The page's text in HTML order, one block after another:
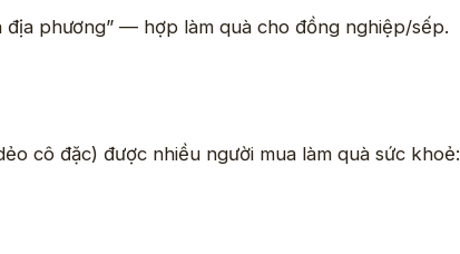
phương” — hợp làm quà cho đồng nghiệp/sếp.
cô đặc) được nhiều người mua làm quà sức khoẻ: